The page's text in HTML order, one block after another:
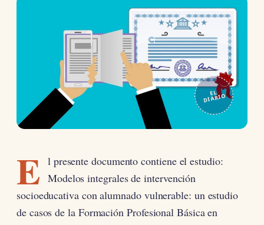
EL
DIARIO
E l presente documento contiene el estudio:
Modelos integrales de intervención
socioeducativa con alumnado vulnerable: un estudio
de casos de la Formación Profesional Básica en